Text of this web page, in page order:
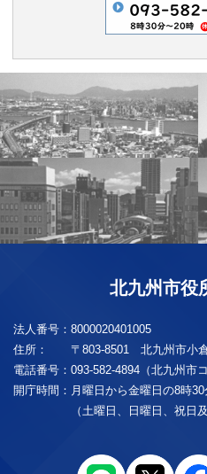
北九州市役
法人番号： 8000020401005
住所：
〒803-8501 北九州市小
電話番号： 093-582-4894（北九州市
開庁時間： 月曜日から金曜日の8時
（土曜日、日曜日、祝日